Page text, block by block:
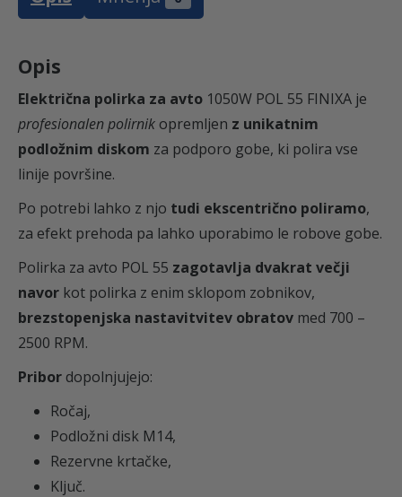
2
3
,
8
7
.
2
9
€
.
P
L
5
5
F
I
N
A
k
o
l
i
Opis
Električna polirka za avto 1050W POL 55 FINIXA je
profesionalen polirnik opremljen z unikatnim
podložnim diskom za podporo gobe, ki polira vse
linije površine.
Po potrebi lahko z njo tudi ekscentrično poliramo,
za efekt prehoda pa lahko uporabimo le robove gobe.
Polirka za avto POL 55 zagotavlja dvakrat večji
navor kot polirka z enim sklopom zobnikov,
brezstopenjska nastavitvitev obratov med 700 –
2500 RPM.
Pribor dopolnjujejo:
Ročaj,
Podložni disk M14,
Rezervne krtačke,
Ključ.